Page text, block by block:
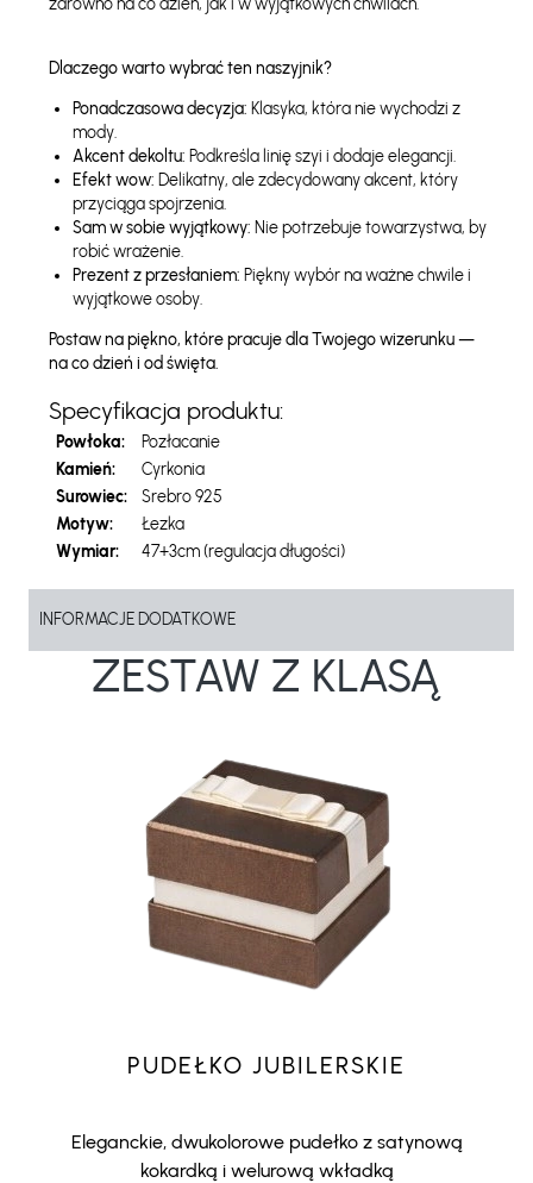
zarówno na co dzień, jak i w wyjątkowych chwilach.
Dlaczego warto wybrać ten naszyjnik?
Ponadczasowa decyzja: Klasyka, która nie wychodzi z
mody.
Akcent dekoltu: Podkreśla linię szyi i dodaje elegancji.
Efekt wow: Delikatny, ale zdecydowany akcent, który
przyciąga spojrzenia.
Sam w sobie wyjątkowy: Nie potrzebuje towarzystwa, by
robić wrażenie.
Prezent z przesłaniem: Piękny wybór na ważne chwile i
wyjątkowe osoby.
Postaw na piękno, które pracuje dla Twojego wizerunku —
na co dzień i od święta.
Specyfikacja produktu:
Powłoka:
Pozłacanie
Kamień:
Cyrkonia
Surowiec:
Srebro 925
Motyw:
Łezka
Wymiar:
47+3cm (regulacja długości)
INFORMACJE DODATKOWE
ZESTAW Z KLASĄ
PUDEŁKO JUBILERSKIE
Eleganckie, dwukolorowe pudełko z satynową
kokardką i welurową wkładką